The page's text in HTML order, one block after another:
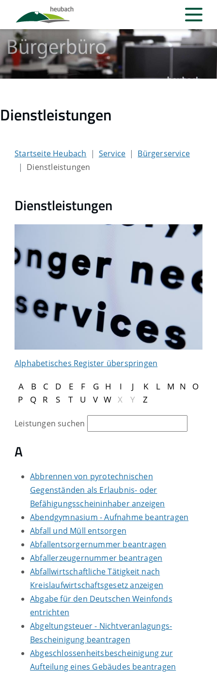
Dienstleistungen
Startseite Heubach Service
Bürgerservice
Dienstleistungen
Dienstleistungen
Alphabetisches Register überspringen
A B C D E F G H I J K L M N
O
P
Q R S T U V W X Y Z
Leistungen suchen
A
Abbrennen von pyrotechnischen
Gegenständen als Erlaubnis- oder
Befähigungsscheininhaber anzeigen
Abendgymnasium - Aufnahme beantragen
Abfall und Müll entsorgen
Abfallentsorgernummer beantragen
Abfallerzeugernummer beantragen
Abfallwirtschaftliche Tätigkeit nach
Kreislaufwirtschaftsgesetz anzeigen
Abgabe für den Deutschen Weinfonds
entrichten
Abgeltungsteuer - Nichtveranlagungs-
Bescheinigung beantragen
Abgeschlossenheitsbescheinigung zur
Aufteilung eines Gebäudes beantragen